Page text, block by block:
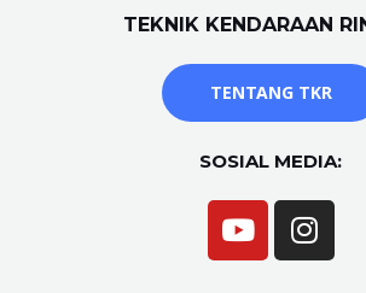
TEKNIK KENDARAAN
TENTANG TKR
SOSIAL MEDIA: